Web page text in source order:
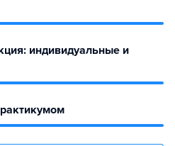
индивидуальные и